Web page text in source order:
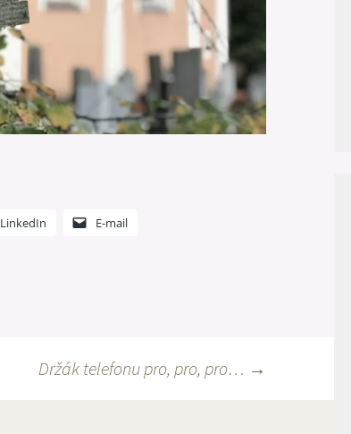
LinkedIn E-mail
Držák telefonu pro, pro, pro… →